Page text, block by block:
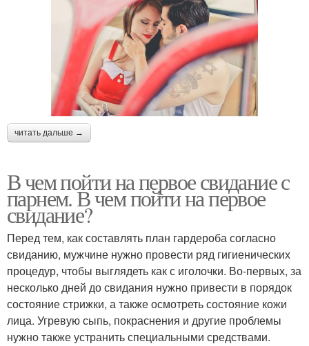
читать дальше →
В чем пойти на первое свидание с
парнем. В чем пойти на первое
свидание?
Перед тем, как составлять план гардероба согласно
свиданию, мужчине нужно провести ряд гигиенических
процедур, чтобы выглядеть как с иголочки. Во-первых, за
несколько дней до свидания нужно привести в порядок
состояние стрижки, а также осмотреть состояние кожи
лица. Угревую сыпь, покраснения и другие проблемы
нужно также устранить специальными средствами.